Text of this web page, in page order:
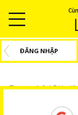
ĐĂNG NHẬP
Trang chủ/Bài